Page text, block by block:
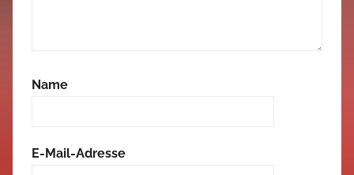
Name
E-Mail-Adresse